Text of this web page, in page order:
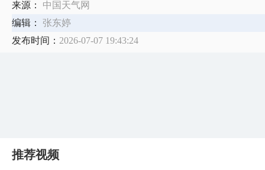
来源：
中国天气网
编辑：
张东婷
发布时间： 2026-07-07 19:43:24
推荐视频